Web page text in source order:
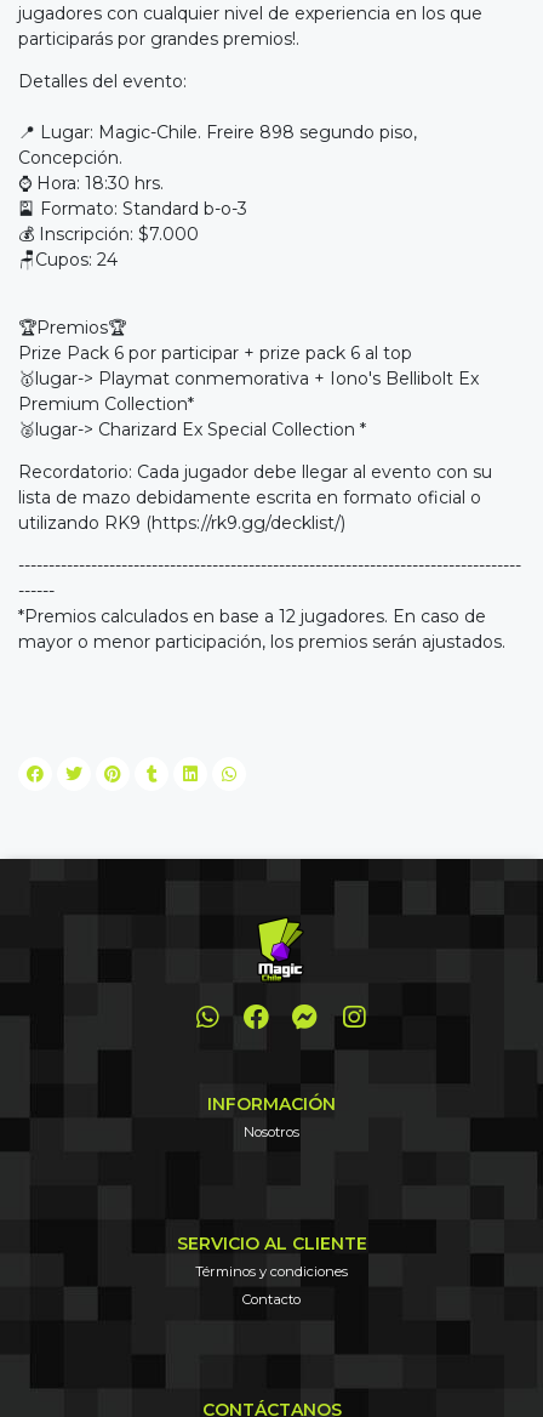
jugadores con cualquier nivel de experiencia en los que
participarás por grandes premios!.
Detalles del evento:
📍 Lugar: Magic-Chile. Freire 898 segundo piso,
Concepción.
⌚ Hora: 18:30 hrs.
🎴 Formato: Standard b-o-3
💰 Inscripción: $7.000
🪑Cupos: 24
🏆Premios🏆
Prize Pack 6 por participar + prize pack 6 al top
🥇lugar-> Playmat conmemorativa + Iono's Bellibolt Ex
Premium Collection*
🥈lugar-> Charizard Ex Special Collection *
Recordatorio: Cada jugador debe llegar al evento con su
lista de mazo debidamente escrita en formato oficial o
utilizando RK9 (https://rk9.gg/decklist/)
-----------------------------------------------------------------------------------
------
*Premios calculados en base a 12 jugadores. En caso de
mayor o menor participación, los premios serán ajustados.
INFORMACIÓN
Nosotros
SERVICIO AL CLIENTE
Términos y condiciones
Contacto
CONTÁCTANOS